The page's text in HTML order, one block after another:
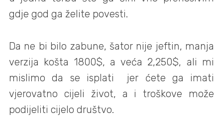
gdje god ga želite povesti.
Da ne bi bilo zabune, šator nije jeftin, manja
verzija košta 1800$, a veća 2,250$, ali mi
mislimo da se isplati jer ćete ga imati
vjerovatno cijeli život, a i troškove može
podijeliti cijelo društvo.